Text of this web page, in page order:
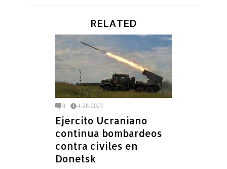
RELATED
0 4-28-2023
Ejercito Ucraniano
continua bombardeos
contra civiles en
Donetsk